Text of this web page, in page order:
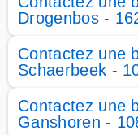
Drogenbos -
Contactez une
Schaerbeek -
Contactez une
Ganshoren -